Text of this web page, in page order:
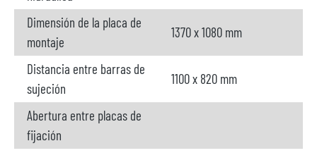
Dimensión de la placa de
montaje
1370 x 1080 mm
Distancia entre barras de
sujeción
1100 x 820 mm
Abertura entre placas de
fijación